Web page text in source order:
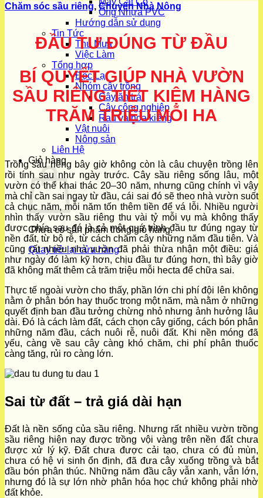
Ống Nhựa PVC
Hướng dẫn sử dụng
Tin Tức
Thu Mua
Việc Làm
Tổng hợp
Độc Lạ
Nhóm cây trồng
Cây ăn trái
Cây công nghiệp
Rau và hoa kiểng
Vật nuôi
Nông sản
Liên Hệ
Giỏ hàng
Chưa có sản phẩm trong giỏ hàng.
Quay trở lại cửa hàng
Chăm sóc sầu riêng, Chuyện Nhà Nông
ĐẦU TƯ ĐÚNG TỪ ĐẦU
BÍ QUYẾT GIÚP NHÀ VƯỜN
SẦU RIÊNG TIẾT KIỆM HÀNG
TRĂM TRIỆU MỖI HA
Trồng sầu riêng bây giờ không còn là câu chuyện trồng lên
rồi tính sau như ngày trước. Cây sầu riêng sống lâu, một
vườn có thể khai thác 20–30 năm, nhưng cũng chính vì vậy
mà chỉ cần sai ngay từ đầu, cái sai đó sẽ theo nhà vườn suốt
cả chục năm, mỗi năm tốn thêm tiền để vá lỗi. Nhiều người
nhìn thấy vườn sầu riêng thu vài tỷ mỗi vụ mà không thấy
được phía sau đó là cả một quá trình đầu tư đúng ngay từ
nền đất, từ bộ rễ, từ cách chăm cây những năm đầu tiên. Và
cũng rất nhiều nhà vườn đã phải thừa nhận một điều: giá
như ngày đó làm kỹ hơn, chịu đầu tư đúng hơn, thì bây giờ
đã không mất thêm cả trăm triệu mỗi hecta để chữa sai.
Thực tế ngoài vườn cho thấy, phần lớn chi phí đội lên không
nằm ở phân bón hay thuốc trong một năm, mà nằm ở những
quyết định ban đầu tưởng chừng nhỏ nhưng ảnh hưởng lâu
dài. Đó là cách làm đất, cách chọn cây giống, cách bón phân
những năm đầu, cách nuôi rễ, nuôi đất. Khi nền móng đã
yếu, càng về sau cây càng khó chăm, chi phí phân thuốc
càng tăng, rủi ro càng lớn.
Sai từ đất – trả giá dài hạn
Đất là nền sống của sầu riêng. Nhưng rất nhiều vườn trồng
sầu riêng hiện nay được trồng vội vàng trên nền đất chưa
được xử lý kỹ. Đất chưa được cải tạo, chưa có đủ mùn,
chưa có hệ vi sinh ổn định, đã đưa cây xuống trồng và bắt
đầu bón phân thúc. Những năm đầu cây vẫn xanh, vẫn lớn,
nhưng đó là sự lớn nhờ phân hóa học chứ không phải nhờ
đất khỏe.